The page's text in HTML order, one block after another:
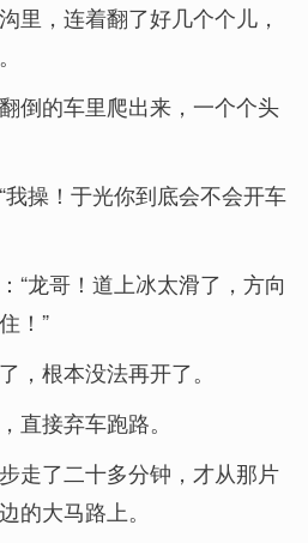
里，连着翻了好几个个儿，
倒的车里爬出来，一个个头
操！于光你到底会不会开车
“龙哥！道上冰太滑了，方向
！”
，根本没法再开了。
直接弃车跑路。
走了二十多分钟，才从那片
的大马路上。